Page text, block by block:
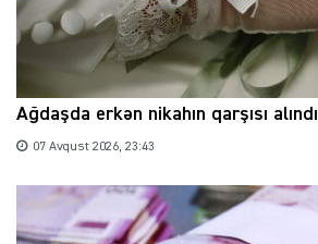
Ağdaşda erkən nikahın qarşısı alındı
07 Avqust 2026, 23:43